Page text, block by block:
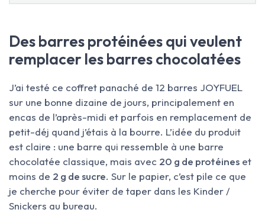
Des barres protéinées qui veulent
remplacer les barres chocolatées
J’ai testé ce coffret panaché de 12 barres JOYFUEL
sur une bonne dizaine de jours, principalement en
encas de l’après-midi et parfois en remplacement de
petit-déj quand j’étais à la bourre. L’idée du produit
est claire : une barre qui ressemble à une barre
chocolatée classique, mais avec 20 g de protéines et
moins de 2 g de sucre. Sur le papier, c’est pile ce que
je cherche pour éviter de taper dans les Kinder /
Snickers au bureau.